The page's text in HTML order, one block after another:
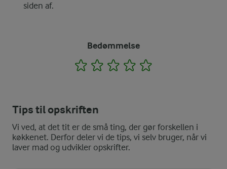
siden af.
Bedømmelse
1 2 3 4
Tips til opskriften
Vi ved, at det tit er de små ting, der gør forskellen i
køkkenet. Derfor deler vi de tips, vi selv bruger, når vi
laver mad og udvikler opskrifter.